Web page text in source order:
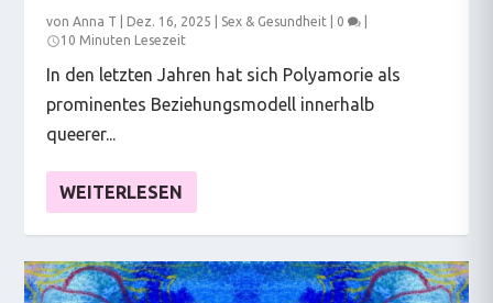
vonAnna T Dez. 16, 2025 Sex & Gesundheit 0
10 Minuten Lesezeit
In den letzten Jahren hat sich Polyamorie als
prominentes Beziehungsmodell innerhalb
queerer...
WEITERLESEN